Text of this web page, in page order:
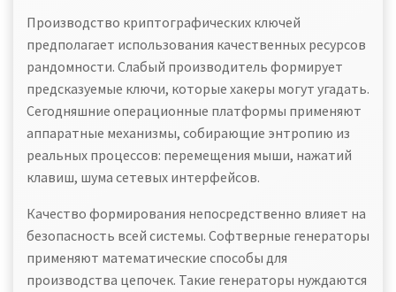
Производство криптографических ключей
предполагает использования качественных ресурсов
рандомности. Слабый производитель формирует
предсказуемые ключи, которые хакеры могут угадать.
Сегодняшние операционные платформы применяют
аппаратные механизмы, собирающие энтропию из
реальных процессов: перемещения мыши, нажатий
клавиш, шума сетевых интерфейсов.
Качество формирования непосредственно влияет на
безопасность всей системы. Софтверные генераторы
применяют математические способы для
производства цепочек. Такие генераторы нуждаются